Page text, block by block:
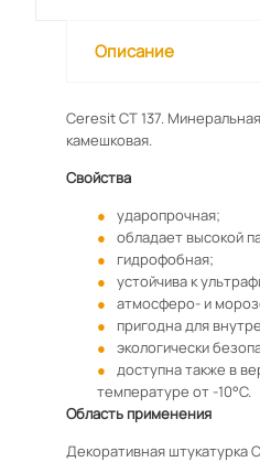
Описание
Ceresit CT 137.
камешковая.
Свойства
ударопрочная;
обладает высокой
гидрофобная;
устойчива к
атмосферо- и
пригодна для
экологически
доступна также в
температуре от -10°C.
Область применения
Декоративная штукатурка